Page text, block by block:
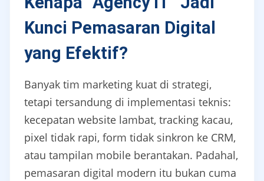
Kunci Pemasaran Digital
yang Efektif?
Banyak tim marketing kuat di strategi,
tetapi tersandung di implementasi teknis:
kecepatan website lambat, tracking kacau,
pixel tidak rapi, form tidak sinkron ke CRM,
atau tampilan mobile berantakan. Padahal,
pemasaran digital modern itu bukan cuma